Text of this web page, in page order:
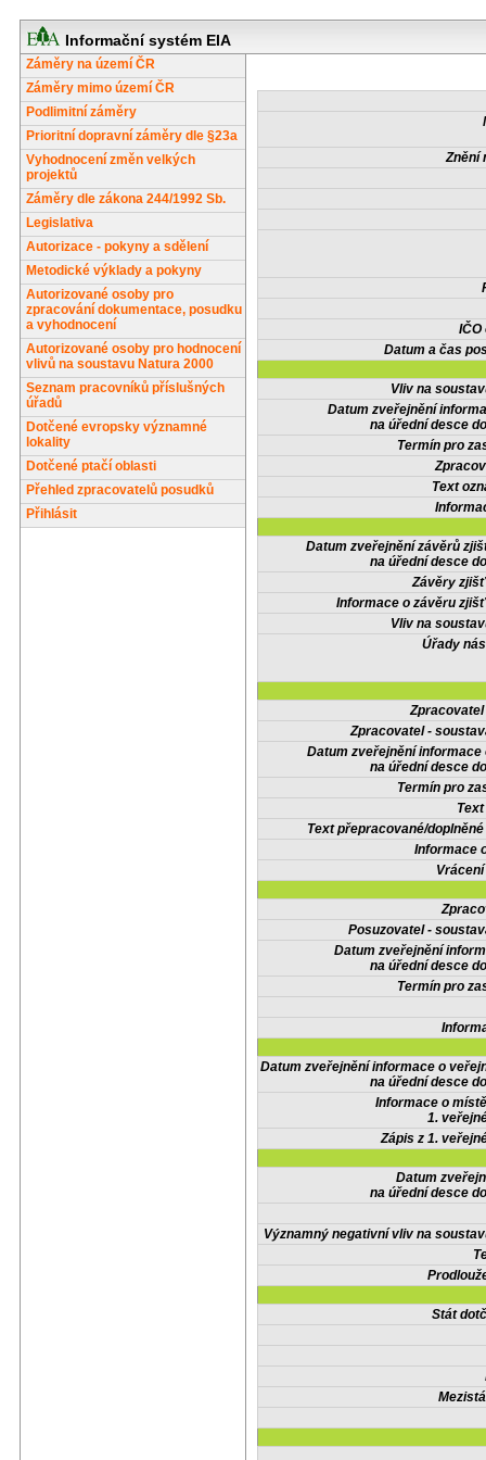
Informační systém EIA
Záměry na území ČR
Záměry mimo území ČR
Podlimitní záměry
Prioritní dopravní záměry dle §23a
Vyhodnocení změn velkých
projektů
Záměry dle zákona 244/1992 Sb.
Legislativa
Autorizace - pokyny a sdělení
Metodické výklady a pokyny
Autorizované osoby pro
zpracování dokumentace, posudku
a vyhodnocení
Autorizované osoby pro hodnocení
vlivů na soustavu Natura 2000
Seznam pracovníků příslušných
úřadů
Dotčené evropsky významné
lokality
Dotčené ptačí oblasti
Přehled zpracovatelů posudků
Přihlásit
Znění
IČO
Datum a čas
Vliv na
Datum zveřejnění
na úřední desce
Termín pro
Text
Datum zveřejnění závěrů
na úřední desce
Závěry
Informace o závěru
Vliv na
Úřady
Zpracovatel -
Datum zveřejnění informace
na úřední desce
Termín pro
Text přepracované/
Informace
Posuzovatel -
Datum zveřejnění
na úřední desce
Termín pro
Datum zveřejnění informace o
na úřední desce
Informace o
1.
Zápis z 1.
Datum
na úřední desce
Významný negativní vliv na
Stát